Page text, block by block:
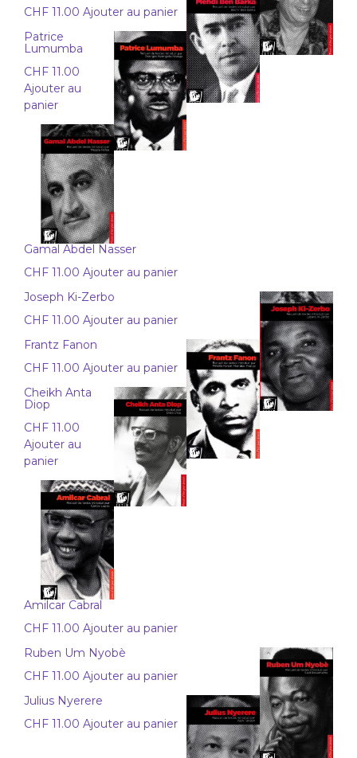
CHF 11.00 Ajouter au panier
Patrice
Lumumba
CHF 11.00
Ajouter au
panier
Gamal Abdel Nasser
CHF 11.00 Ajouter au panier
Joseph Ki-Zerbo
CHF 11.00 Ajouter au panier
Frantz Fanon
CHF 11.00 Ajouter au panier
Cheikh Anta
Diop
CHF 11.00
Ajouter au
panier
Amilcar Cabral
CHF 11.00 Ajouter au panier
Ruben Um Nyobè
CHF 11.00 Ajouter au panier
Julius Nyerere
CHF 11.00 Ajouter au panier